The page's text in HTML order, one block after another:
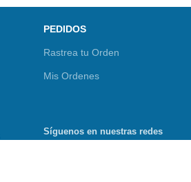
PEDIDOS
Rastrea tu Orden
Mis Ordenes
Síguenos en nuestras redes